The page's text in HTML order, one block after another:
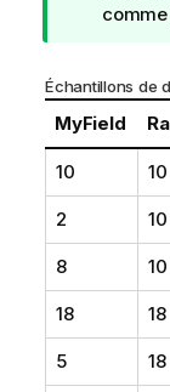
t
o
n
s
i
Échantillons de
MyField
10 10
2 10
8 10
18 18
5 18